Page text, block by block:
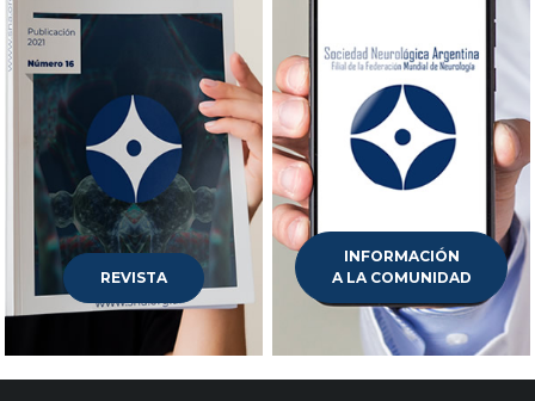
REVISTA
INFORMACIÓN
A LA COMUNIDAD